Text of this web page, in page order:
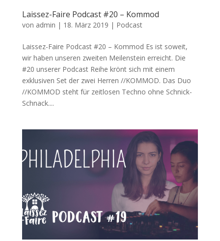
Laissez-Faire Podcast #20 – Kommod
von admin | 18. März 2019 | Podcast
Laissez-Faire Podcast #20 – Kommod Es ist soweit,
wir haben unseren zweiten Meilenstein erreicht. Die
#20 unserer Podcast Reihe krönt sich mit einem
exklusiven Set der zwei Herren //KOMMOD. Das Duo
//KOMMOD steht für zeitlosen Techno ohne Schnick-
Schnack....